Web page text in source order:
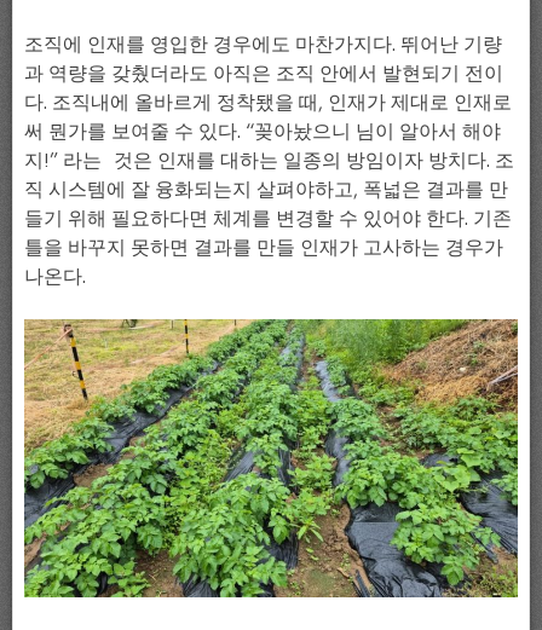
조직에 인재를 영입한 경우에도 마찬가지다. 뛰어난 기량
과 역량을 갖췄더라도 아직은 조직 안에서 발현되기 전이
다. 조직내에 올바르게 정착됐을 때, 인재가 제대로 인재로
써 뭔가를 보여줄 수 있다. “꽂아놨으니 님이 알아서 해야
지!” 라는 것은 인재를 대하는 일종의 방임이자 방치다. 조
직 시스템에 잘 융화되는지 살펴야하고, 폭넓은 결과를 만
들기 위해 필요하다면 체계를 변경할 수 있어야 한다. 기존
틀을 바꾸지 못하면 결과를 만들 인재가 고사하는 경우가
나온다.